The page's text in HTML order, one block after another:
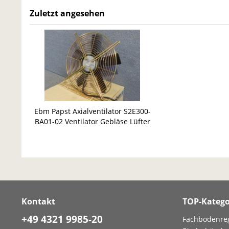
Zuletzt angesehen
Ebm Papst Axialventilator S2E300-
BA01-02 Ventilator Gebläse Lüfter
Kontakt
+49 4321 9985-20
TOP-